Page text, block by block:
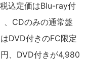
込定価はBlu-ray付
CDのみの通常盤
DVD付きのFC限定
、DVD付きが4,980